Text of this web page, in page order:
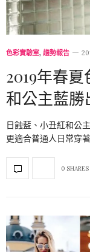
色彩實驗室, 趨勢報告
2019年春
和公主藍勝
日蝕藍、小丑紅和公
更適合普通人日常穿著
0 SHARES